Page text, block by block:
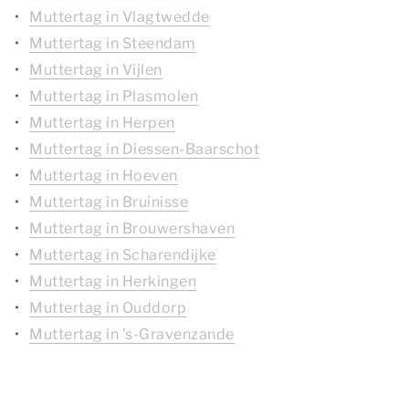
Muttertag in Vlagtwedde
Muttertag in Steendam
Muttertag in Vijlen
Muttertag in Plasmolen
Muttertag in Herpen
Muttertag in Diessen-Baarschot
Muttertag in Hoeven
Muttertag in Bruinisse
Muttertag in Brouwershaven
Muttertag in Scharendijke
Muttertag in Herkingen
Muttertag in Ouddorp
Muttertag in 's-Gravenzande